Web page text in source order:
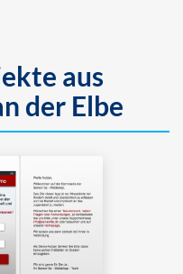
aus
der Elbe